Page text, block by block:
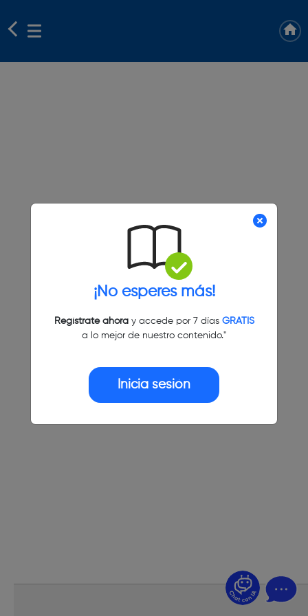
¡No esperes más!
Regístrate ahoray accede por 7 días GRATIS
a lo mejor de nuestro contenido."
Inicia sesión